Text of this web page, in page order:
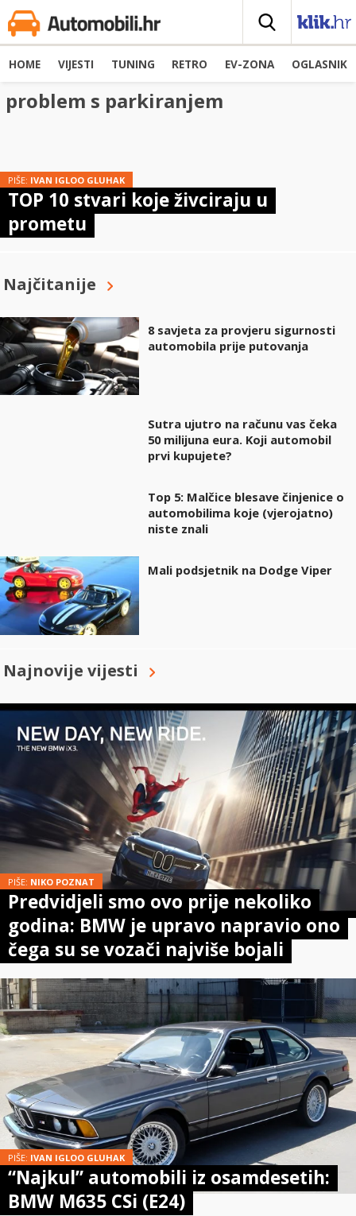
HOME VIJESTI TUNING RETRO EV-ZONA OGLASNIK
problem s parkiranjem
PIŠE: IVAN IGLOO GLUHAK
TOP 10 stvari koje živciraju u
prometu
Najčitanije
8 savjeta za provjeru sigurnosti
automobila prije putovanja
Sutra ujutro na računu vas čeka
50 milijuna eura. Koji automobil
prvi kupujete?
Top 5: Malčice blesave činjenice o
automobilima koje (vjerojatno)
niste znali
Mali podsjetnik na Dodge Viper
Najnovije vijesti
PIŠE: NIKO POZNAT
Predvidjeli smo ovo prije nekoliko
godina: BMW je upravo napravio ono
čega su se vozači najviše bojali
PIŠE: IVAN IGLOO GLUHAK
“Najkul” automobili iz osamdesetih:
BMW M635 CSi (E24)